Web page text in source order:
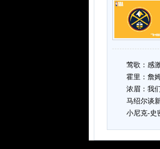
莺歌：感
霍里：詹
浓眉：我
马绍尔谈
小尼克-史